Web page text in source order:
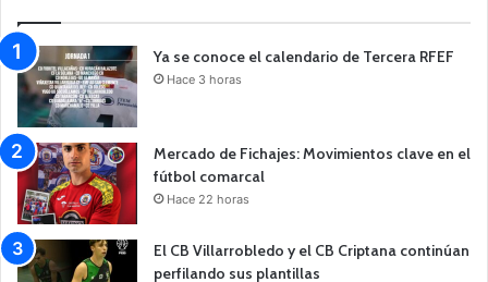
Ya se conoce el calendario de Tercera RFEF
Hace 3 horas
Mercado de Fichajes: Movimientos clave en el
fútbol comarcal
Hace 22 horas
El CB Villarrobledo y el CB Criptana continúan
perfilando sus plantillas